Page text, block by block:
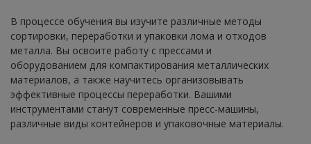
В процессе обучения вы изучите различные методы
сортировки, переработки и упаковки лома и отходов
металла. Вы освоите работу с прессами и
оборудованием для компактирования металлических
материалов, а также научитесь организовывать
эффективные процессы переработки. Вашими
инструментами станут современные пресс-машины,
различные виды контейнеров и упаковочные материалы.